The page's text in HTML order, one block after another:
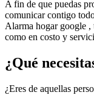
A fin de que puedas
comunicar contigo
Alarma hogar google ,
como en costo y
¿Qué
¿Eres de aquellas